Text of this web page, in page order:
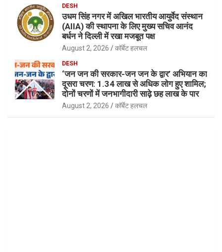
DESH
उधम सिंह नगर में अखिल भारतीय आयुर्वेद संस्थान
(AIIA) की स्थापना के लिए मुख्य सचिव आनंद
बर्धन ने दिल्ली में रखा मजबूत पक्ष
August 2, 2026 कॉर्बेट हलचल
DESH
‘जन जन की सरकार-जन जन के द्वार’ अभियान का
दूसरा चरण: 1.34 लाख से अधिक लोग हुए शामिल;
दोनों चरणों में जनभागीदारी साढ़े छह लाख के पार
August 2, 2026 कॉर्बेट हलचल